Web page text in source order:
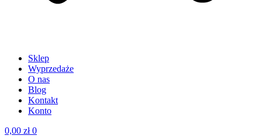
Sklep
Wyprzedaże
O nas
Blog
Kontakt
Konto
0,00 zł 0